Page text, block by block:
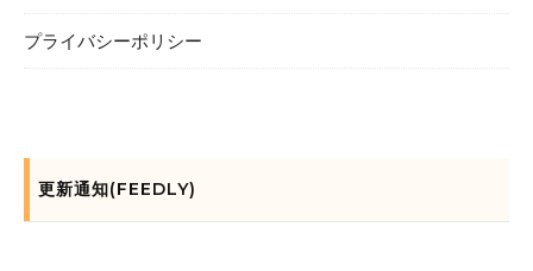
プライバシーポリシー
更新通知(FEEDLY)